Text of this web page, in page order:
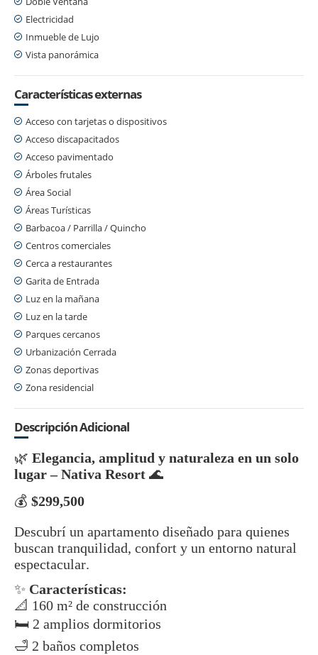
Electricidad
Inmueble de Lujo
Vista panorámica
Características externas
Acceso con tarjetas o dispositivos
Acceso discapacitados
Acceso pavimentado
Árboles frutales
Área Social
Áreas Turísticas
Barbacoa / Parrilla / Quincho
Centros comerciales
Cerca a restaurantes
Garita de Entrada
Luz en la mañana
Luz en la tarde
Parques cercanos
Urbanización Cerrada
Zonas deportivas
Zona residencial
Descripción Adicional
🌿 Elegancia, amplitud y naturaleza en un solo
lugar – Nativa Resort 🌊
💰 $299,500
Descubrí un apartamento diseñado para quienes
buscan tranquilidad, confort y un entorno natural
espectacular.
✨ Características:
📐 160 m² de construcción
🛏️ 2 amplios dormitorios
🛁 2 baños completos